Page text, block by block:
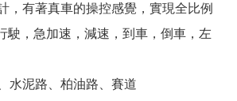
，有著真車的操控感覺，實現全比例
駛，急加速，減速，到車，倒車，左
水泥路、柏油路、賽道